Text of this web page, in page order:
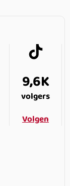
9,6K
volgers
Volgen